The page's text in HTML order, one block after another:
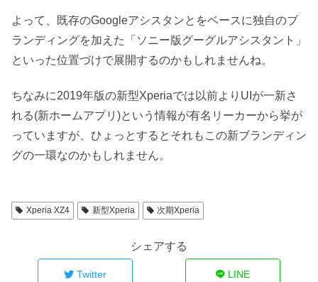
よって、既存のGoogleアシスタンとをベースに独自のブ
ランディングを加えた「ソニー版グーグルアシスタント」
といった位置づけで展開するのかもしれませんね。
ちなみに2019年版の新型Xperiaでは以前よりUIが一新さ
れる(新ホームアプリ)という情報が有名リーカーから挙が
っていますが、ひょっとするとそれもこの新ブランディン
グの一環なのかもしれません。
Xperia XZ4 新型Xperia 次期Xperia
シェアする
Twitter LINE